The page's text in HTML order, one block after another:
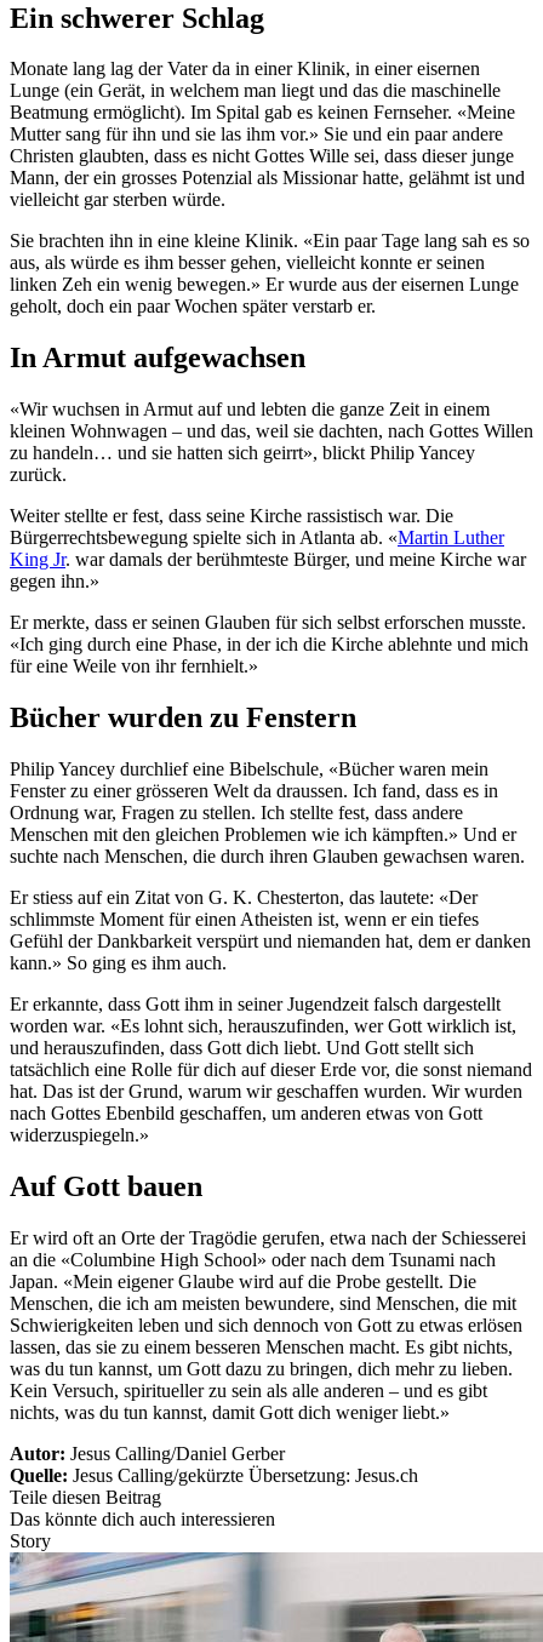
Ein schwerer Schlag
Monate lang lag der Vater da in einer Klinik, in einer eisernen
Lunge (ein Gerät, in welchem man liegt und das die maschinelle
Beatmung ermöglicht). Im Spital gab es keinen Fernseher. «Meine
Mutter sang für ihn und sie las ihm vor.» Sie und ein paar andere
Christen glaubten, dass es nicht Gottes Wille sei, dass dieser junge
Mann, der ein grosses Potenzial als Missionar hatte, gelähmt ist und
vielleicht gar sterben würde.
Sie brachten ihn in eine kleine Klinik. «Ein paar Tage lang sah es so
aus, als würde es ihm besser gehen, vielleicht konnte er seinen
linken Zeh ein wenig bewegen.» Er wurde aus der eisernen Lunge
geholt, doch ein paar Wochen später verstarb er.
In Armut aufgewachsen
«Wir wuchsen in Armut auf und lebten die ganze Zeit in einem
kleinen Wohnwagen – und das, weil sie dachten, nach Gottes Willen
zu handeln… und sie hatten sich geirrt», blickt Philip Yancey
zurück.
Weiter stellte er fest, dass seine Kirche rassistisch war. Die
Bürgerrechtsbewegung spielte sich in Atlanta ab. «Martin Luther
King Jr. war damals der berühmteste Bürger, und meine Kirche war
gegen ihn.»
Er merkte, dass er seinen Glauben für sich selbst erforschen musste.
«Ich ging durch eine Phase, in der ich die Kirche ablehnte und mich
für eine Weile von ihr fernhielt.»
Bücher wurden zu Fenstern
Philip Yancey durchlief eine Bibelschule, «Bücher waren mein
Fenster zu einer grösseren Welt da draussen. Ich fand, dass es in
Ordnung war, Fragen zu stellen. Ich stellte fest, dass andere
Menschen mit den gleichen Problemen wie ich kämpften.» Und er
suchte nach Menschen, die durch ihren Glauben gewachsen waren.
Er stiess auf ein Zitat von G. K. Chesterton, das lautete: «Der
schlimmste Moment für einen Atheisten ist, wenn er ein tiefes
Gefühl der Dankbarkeit verspürt und niemanden hat, dem er danken
kann.» So ging es ihm auch.
Er erkannte, dass Gott ihm in seiner Jugendzeit falsch dargestellt
worden war. «Es lohnt sich, herauszufinden, wer Gott wirklich ist,
und herauszufinden, dass Gott dich liebt. Und Gott stellt sich
tatsächlich eine Rolle für dich auf dieser Erde vor, die sonst niemand
hat. Das ist der Grund, warum wir geschaffen wurden. Wir wurden
nach Gottes Ebenbild geschaffen, um anderen etwas von Gott
widerzuspiegeln.»
Auf Gott bauen
Er wird oft an Orte der Tragödie gerufen, etwa nach der Schiesserei
an die «Columbine High School» oder nach dem Tsunami nach
Japan. «Mein eigener Glaube wird auf die Probe gestellt. Die
Menschen, die ich am meisten bewundere, sind Menschen, die mit
Schwierigkeiten leben und sich dennoch von Gott zu etwas erlösen
lassen, das sie zu einem besseren Menschen macht. Es gibt nichts,
was du tun kannst, um Gott dazu zu bringen, dich mehr zu lieben.
Kein Versuch, spiritueller zu sein als alle anderen – und es gibt
nichts, was du tun kannst, damit Gott dich weniger liebt.»
Autor: Jesus Calling/Daniel Gerber
Quelle: Jesus Calling/gekürzte Übersetzung: Jesus.ch
Teile diesen Beitrag
Das könnte dich auch interessieren
Story